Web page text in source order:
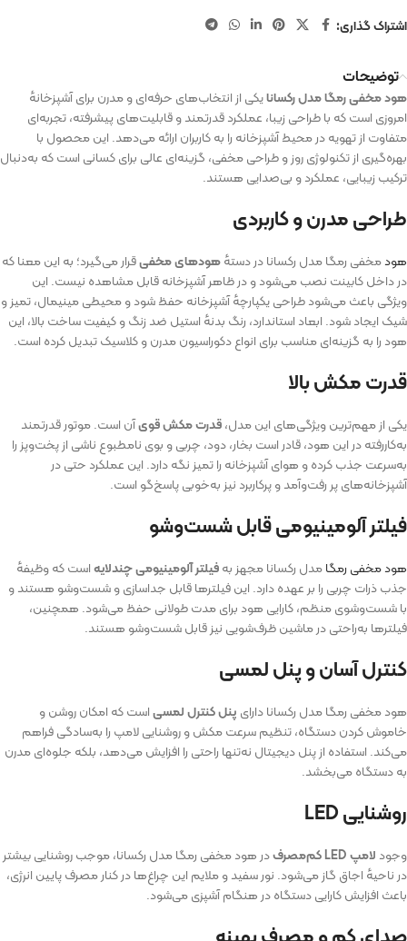
اشتراک گذاری:
توضیحات
هود مخفی رمگا مدل رکسانایکی از انتخاب‌های حرفه‌ای و مدرن برای آشپزخانه‌ٔ
امروزی است که با طراحی زیبا، عملکرد قدرتمند و قابلیت‌های پیشرفته‌، تجربه‌ای
متفاوت از تهویه در محیط آشپزخانه را به کاربران ارائه می‌دهد. این محصول با
بهره‌گیری از تکنولوژی روز و طراحی مخفی، گزینه‌ای عالی برای کسانی است که به‌دنبال
ترکیب زیبایی، عملکرد و بی‌صدایی هستند.
طراحی مدرن و کاربردی
هودمخفی رمگا مدل رکسانا در دستهٔهودهای مخفیقرار می‌گیرد؛ به این معنا که
در داخل کابینت نصب می‌شود و در ظاهر آشپزخانه قابل مشاهده نیست. این
ویژگی باعث می‌شود طراحی یکپارچه‌ٔ آشپزخانه حفظ شود و محیطی مینیمال، تمیز و
شیک ایجاد شود. ابعاد استاندارد، رنگ بدنهٔ استیل ضد زنگ و کیفیت ساخت بالا، این
هود را به گزینه‌ای مناسب برای انواع دکوراسیون مدرن و کلاسیک تبدیل کرده‌ است.
قدرت مکش بالا
یکی از مهم‌ترین ویژگی‌های این مدل،قدرت مکش قویآن است. موتور قدرتمند
به‌کاررفته در این هود، قادر است بخار، دود، چربی و بوی نامطبوع ناشی از پخت‌وپز را
به‌سرعت جذب کرده و هوای آشپزخانه را تمیز نگه دارد. این عملکرد حتی در
آشپزخانه‌های پر رفت‌وآمد و پرکاربرد نیز به‌خوبی پاسخ‌گو است.
فیلتر آلومینیومی قابل شست‌وشو
هود مخفی رمگامدل رکسانا مجهز بهفیلتر آلومینیومی چندلایهاست که وظیفه‌ٔ
جذب ذرات چربی را بر عهده دارد. این فیلترها قابل جداسازی و شست‌وشو هستند و
با شست‌وشوی منظم، کارایی هود برای مدت طولانی حفظ می‌شود. همچنین،
فیلترها به‌راحتی در ماشین ظرف‌شویی نیز قابل شست‌وشو هستند.
کنترل آسان و پنل لمسی
هود مخفی رمگا مدل رکسانا دارای پنل کنترل لمسیاست که امکان روشن و
خاموش کردن دستگاه، تنظیم سرعت مکش و روشنایی لامپ را به‌سادگی فراهم
می‌کند. استفاده از پنل دیجیتال نه‌تنها راحتی را افزایش می‌دهد، بلکه جلوه‌ای مدرن
به دستگاه می‌بخشد.
روشنایی LED
وجود لامپ LED کم‌مصرف
در هود مخفی رمگا مدل رکسانا، موجب روشنایی بیشتر
در ناحیهٔ اجاق گاز می‌شود. نور سفید و ملایم این چراغ‌ها در کنار مصرف پایین انرژی،
باعث افزایش کارایی دستگاه در هنگام آشپزی می‌شود.